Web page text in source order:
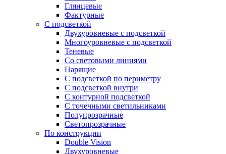
Глянцевые
Фактурные
С подсветкой
Двухуровневые с подсветкой
Многоуровневые с подсветкой
Теневые
Со световыми линиями
Парящие
С подсветкой по периметру
С подсветкой внутри
С контурной подсветкой
С точечными светильниками
Полупрозрачные
Светопрозрачные
По конструкции
Double Vision
Двухуровневые